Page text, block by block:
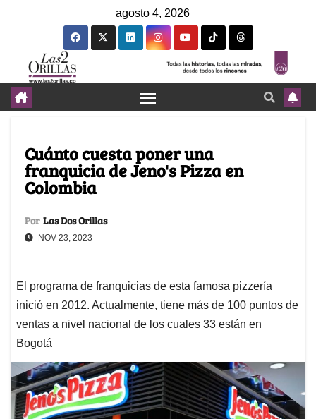
agosto 4, 2026
Cuánto cuesta poner una
franquicia de Jeno's Pizza en
Colombia
Por Las Dos Orillas
NOV 23, 2023
El programa de franquicias de esta famosa pizzería
inició en 2012. Actualmente, tiene más de 100 puntos de
ventas a nivel nacional de los cuales 33 están en
Bogotá